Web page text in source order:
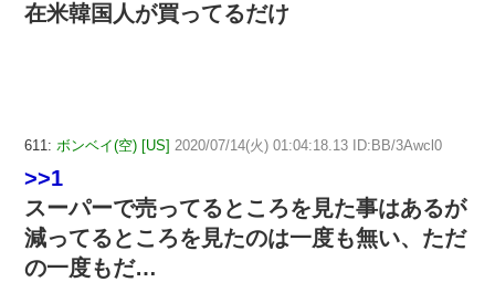
在米韓国人が買ってるだけ
611: ボンベイ(空) [US] 2020/07/14(火) 01:04:18.13 ID:BB/3Awcl0
>>1
スーパーで売ってるところを見た事はあるが
減ってるところを見たのは一度も無い、ただ
の一度もだ…